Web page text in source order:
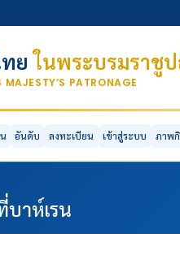
ทยในพระบรมราชู
MAJESTY’S PATRONAGE
อันดับ ลงทะเบียน เข้าสู่ระบบ ภาพ
าห์เรน